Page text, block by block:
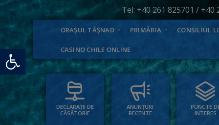
Deschide bara de unelte
Tel: +40 261 825701 / +40
ORAȘUL TĂȘNAD PRIMĂRIA CONSILIUL
CASINO CHILE ONLINE
DECLARAȚII DE
CĂSĂTORIE
ANUNȚURI
RECENTE
PUNCTE
INTERES